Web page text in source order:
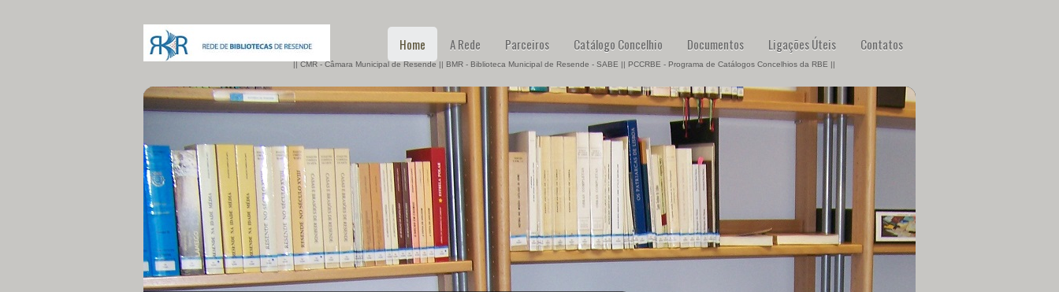
Home A Rede Parceiros Catálogo Concelhio Documentos Ligações Úteis Contatos
|| CMR - Câmara Municipal de Resende || BMR - Biblioteca Municipal de Resende - SABE || PCCRBE - Programa de Catálogos Concelhios da RBE ||